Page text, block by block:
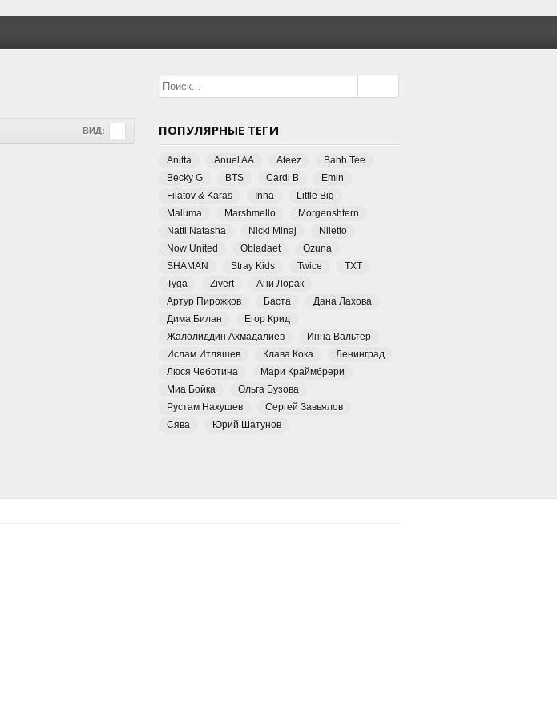
ВИД: ПОПУЛЯРНЫЕ ТЕГИ
Anitta Anuel AA Ateez
Bahh Tee
Becky G
BTS Cardi B
Emin
Filatov & Karas
Inna
Little Big
Maluma
Marshmello
Morgenshtern
Natti Natasha
Nicki Minaj
Niletto
Now United
Obladaet
Ozuna
SHAMAN
Stray Kids Twice
TXT
Tyga
Zivert
Ани Лорак
Артур Пирожков
Баста
Дана Лахова
Дима Билан
Егор Крид
Жалолиддин Ахмадалиев
Инна Вальтер
Ислам Итляшев
Клава Кока
Ленинград
Люся Чеботина
Мари Краймбрери
Миа Бойка
Ольга Бузова
Рустам Нахушев
Сергей Завьялов
Сява
Юрий Шатунов